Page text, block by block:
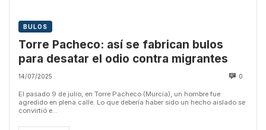
BULOS
Torre Pacheco: así se fabrican bulos
para desatar el odio contra migrantes
14/07/2025 0
El pasado 9 de julio, en Torre Pacheco (Murcia), un hombre fue
agredido en plena calle. Lo que debería haber sido un hecho aislado se
convirtió e...